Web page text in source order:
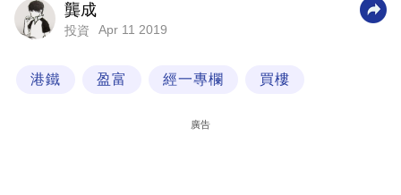
技
場
龔成
投資 Apr 11 2019
港鐵 盈富 經一專欄 買樓
廣告